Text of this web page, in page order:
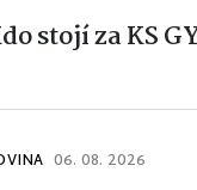
stojí za KS
06. 08. 2026